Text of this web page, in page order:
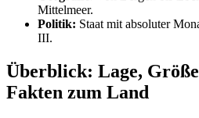
Mittelmeer.
Politik: Staat mit absoluter
III.
Überblick: Lage,
Fakten zum Land